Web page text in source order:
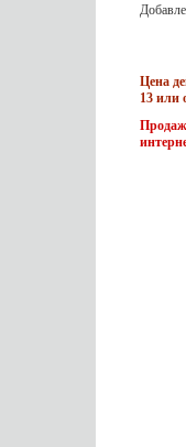
Цена
13 или